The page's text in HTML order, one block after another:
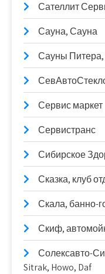
Сателлит
Сауна, Сауна
Сауны Питера,
Сервис маркет
Сервистранс
Сибирское
Сказка, клуб
Скала, банно-
Скиф,
Солексавто-
Sitrak, Howo, Daf